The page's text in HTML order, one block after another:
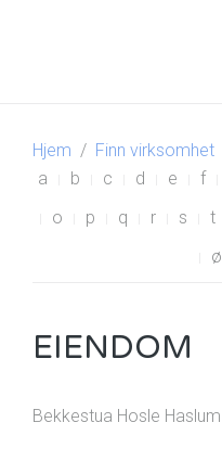
Hjem Finn virksomhet
a
b c d e f
o
p q r s t
ø
EIENDOM
Bekkestua Hosle Haslum